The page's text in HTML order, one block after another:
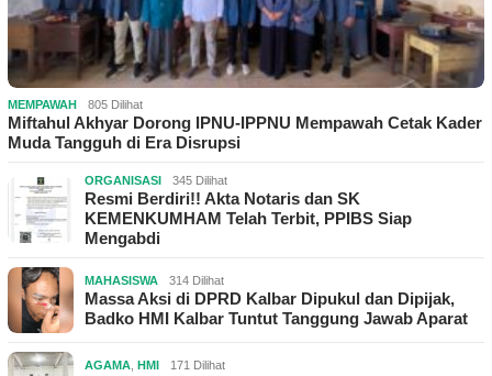
MEMPAWAH 805 Dilihat
Miftahul Akhyar Dorong IPNU-IPPNU Mempawah Cetak Kader
Muda Tangguh di Era Disrupsi
ORGANISASI 345 Dilihat
Resmi Berdiri!! Akta Notaris dan SK
KEMENKUMHAM Telah Terbit, PPIBS Siap
Mengabdi
MAHASISWA 314 Dilihat
Massa Aksi di DPRD Kalbar Dipukul dan Dipijak,
Badko HMI Kalbar Tuntut Tanggung Jawab Aparat
AGAMA HMI 171 Dilihat